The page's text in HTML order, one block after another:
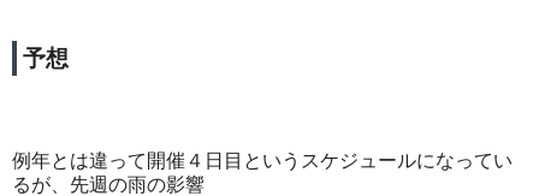
予想
例年とは違って開催４日目というスケジュールになってい
るが、先週の雨の影響